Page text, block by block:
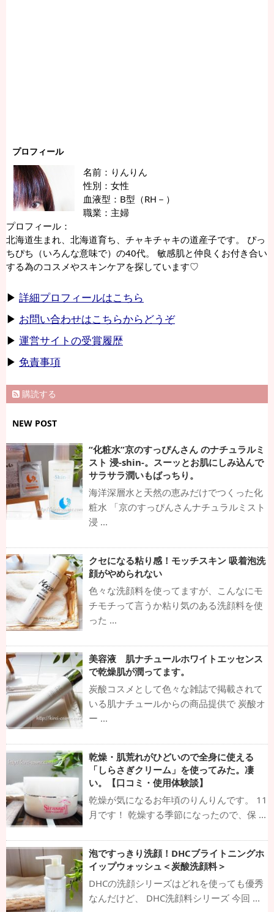
プロフィール
名前：りんりん
性別：女性
血液型：B型（RH－）
職業：主婦
プロフィール：
北海道生まれ、北海道育ち、チャキチャキの道産子です。 ぴっ
ちぴち（いろんな意味で）の40代。 敏感肌と仲良くお付き合い
する為のコスメやスキンケアを探しています♡
▶ 詳細プロフィールはこちら
▶ お問い合わせはこちらからどうぞ
▶ 運営サイトの受賞履歴
▶ 免責事項
購読する
NEW POST
“化粧水”京のすっぴんさん のナチュラルミ
スト 浸-shin-。スーッとお肌にしみ込んで
サラサラ潤いもばっちり。
海洋深層水と天然の恵みだけでつくった化
粧水 「京のすっぴんさんナチュラルミスト
浸 ...
クセになる粘り感！モッチスキン 吸着泡洗
顔がやめられない
色々な洗顔料を使ってますが、こんなにモ
チモチって言うか粘り気のある洗顔料を使
った ...
美容液 肌ナチュールホワイトエッセンス
で乾燥肌が潤ってます。
炭酸コスメとして色々な雑誌で掲載されて
いる肌ナチュールからの商品提供で 炭酸オ
ー ...
乾燥・肌荒れがひどいので全身に使える
「しらさぎクリーム」を使ってみた。凄
い。【口コミ・使用体験談】
乾燥が気になるお年頃のりんりんです。 11
月です！ 乾燥する季節になったので、保 ...
泡ですっきり洗顔！DHCブライトニングホ
イップウォッシュ＜炭酸洗顔料＞
DHCの洗顔シリーズはどれを使っても優秀
なんだけど、 DHC洗顔料シリーズ 今回 ...